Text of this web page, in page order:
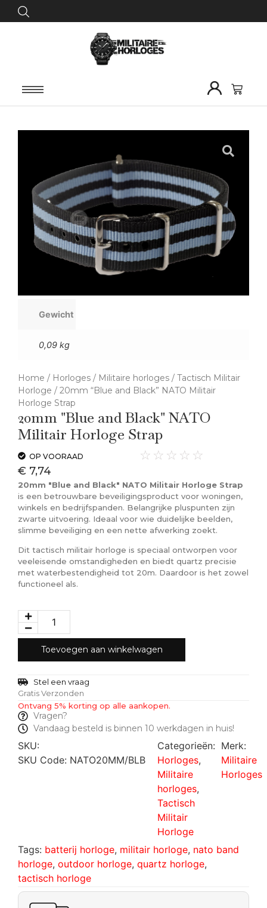
Gewicht
0,09 kg
Home / Horloges / Militaire horloges / Tactisch Militair
Horloge / 20mm “Blue and Black” NATO Militair
Horloge Strap
20mm "Blue and Black" NATO
Militair Horloge Strap
OP VOORAAD ☆ ☆ ☆ ☆ ☆
€ 7,74
20mm "Blue and Black" NATO Militair Horloge Strap
is een betrouwbare beveiligingsproduct voor woningen,
winkels en bedrijfspanden. Belangrijke pluspunten zijn
zwarte uitvoering. Ideaal voor wie duidelijke beelden,
slimme beveiliging en een nette afwerking zoekt.
Dit tactisch militair horloge is speciaal ontworpen voor
veeleisende omstandigheden en biedt quartz precisie
met waterbestendigheid tot 20m. Daardoor is het zowel
functioneel als.
Toevoegen aan winkelwagen
Stel een vraag
Gratis Verzonden
Ontvang 5% korting op alle aankopen.
Vragen?
Vandaag besteld is binnen 10 werkdagen in huis!
SKU:
SKU Code: NATO20MM/BLB
Categorieën:
Horloges,
Militaire
horloges,
Tactisch
Militair
Horloge
Merk:
Militaire
Horloges
Tags: batterij horloge, militair horloge, nato band
horloge, outdoor horloge, quartz horloge,
tactisch horloge